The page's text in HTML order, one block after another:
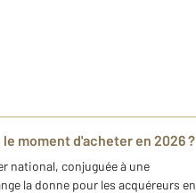
moment d'acheter en 2026 ?
national, conjuguée à une
la donne pour les acquéreurs en